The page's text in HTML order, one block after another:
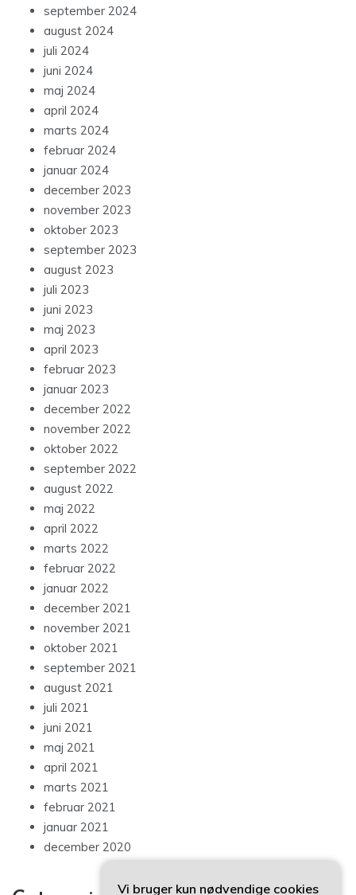
september 2024
august 2024
juli 2024
juni 2024
maj 2024
april 2024
marts 2024
februar 2024
januar 2024
december 2023
november 2023
oktober 2023
september 2023
august 2023
juli 2023
juni 2023
maj 2023
april 2023
februar 2023
januar 2023
december 2022
november 2022
oktober 2022
september 2022
august 2022
maj 2022
april 2022
marts 2022
februar 2022
januar 2022
december 2021
november 2021
oktober 2021
september 2021
august 2021
juli 2021
juni 2021
maj 2021
april 2021
marts 2021
februar 2021
januar 2021
december 2020
Vi bruger kun nødvendige cookies